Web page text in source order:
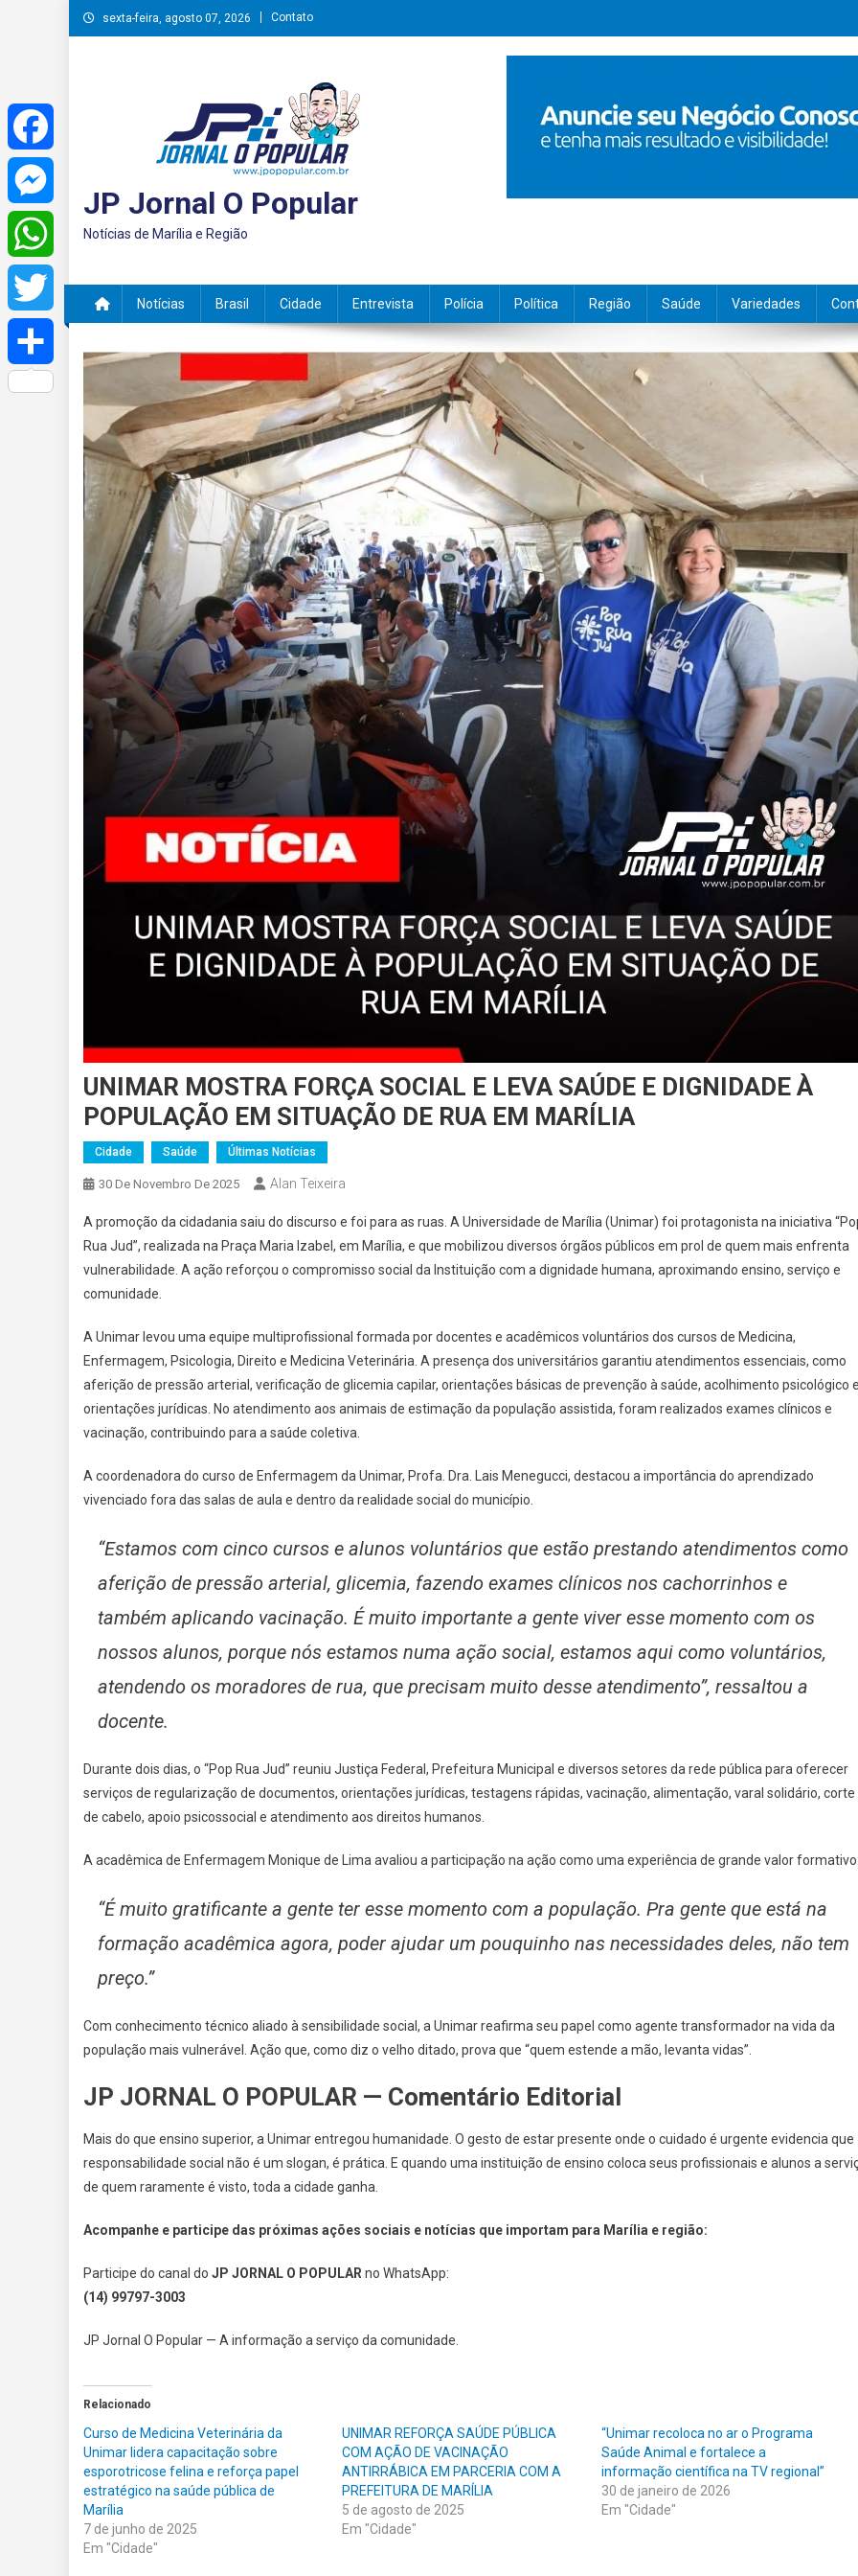
Skip
to
sexta-feira, agosto 07, 2026 Contato
JP Jornal O Popular
Notícias de Marília e Região
Notícias Brasil Cidade Entrevista Polícia Política Região Saúde Variedades
UNIMAR MOSTRA FORÇA SOCIAL E LEVA SAÚDE E DIGNIDADE À
POPULAÇÃO EM SITUAÇÃO DE RUA EM MARÍLIA
Cidade Saúde Últimas Notícias
30 De Novembro De 2025 Alan Teixeira
A promoção da cidadania saiu do discurso e foi para as ruas. A Universidade de Marília (Unimar) foi protagonista na iniciativa
Rua Jud”, realizada na Praça Maria Izabel, em Marília, e que mobilizou diversos órgãos públicos em prol de quem mais enfrenta
vulnerabilidade. A ação reforçou o compromisso social da Instituição com a dignidade humana, aproximando ensino, serviço e
comunidade.
A Unimar levou uma equipe multiprofissional formada por docentes e acadêmicos voluntários dos cursos de Medicina,
Enfermagem, Psicologia, Direito e Medicina Veterinária. A presença dos universitários garantiu atendimentos essenciais, como
aferição de pressão arterial, verificação de glicemia capilar, orientações básicas de prevenção à saúde, acolhimento psicológico
orientações jurídicas. No atendimento aos animais de estimação da população assistida, foram realizados exames clínicos e
vacinação, contribuindo para a saúde coletiva.
A coordenadora do curso de Enfermagem da Unimar, Profa. Dra. Lais Menegucci, destacou a importância do aprendizado
vivenciado fora das salas de aula e dentro da realidade social do município.
“Estamos com cinco cursos e alunos voluntários que estão prestando atendimentos como
aferição de pressão arterial, glicemia, fazendo exames clínicos nos cachorrinhos e
também aplicando vacinação. É muito importante a gente viver esse momento com os
nossos alunos, porque nós estamos numa ação social, estamos aqui como voluntários,
atendendo os moradores de rua, que precisam muito desse atendimento”, ressaltou a
docente.
Durante dois dias, o “Pop Rua Jud” reuniu Justiça Federal, Prefeitura Municipal e diversos setores da rede pública para oferecer
serviços de regularização de documentos, orientações jurídicas, testagens rápidas, vacinação, alimentação, varal solidário, corte
de cabelo, apoio psicossocial e atendimento aos direitos humanos.
A acadêmica de Enfermagem Monique de Lima avaliou a participação na ação como uma experiência de grande valor
“É muito gratificante a gente ter esse momento com a população. Pra gente que está na
formação acadêmica agora, poder ajudar um pouquinho nas necessidades deles, não tem
preço.”
Com conhecimento técnico aliado à sensibilidade social, a Unimar reafirma seu papel como agente transformador na vida da
população mais vulnerável. Ação que, como diz o velho ditado, prova que “quem estende a mão, levanta vidas”.
JP JORNAL O POPULAR — Comentário Editorial
Mais do que ensino superior, a Unimar entregou humanidade. O gesto de estar presente onde o cuidado é urgente evidencia que
responsabilidade social não é um slogan, é prática. E quando uma instituição de ensino coloca seus profissionais e alunos a
de quem raramente é visto, toda a cidade ganha.
Acompanhe e participe das próximas ações sociais e notícias que importam para Marília e região:
Participe do canal do JP JORNAL O POPULAR no WhatsApp:
(14) 99797-3003
JP Jornal O Popular — A informação a serviço da comunidade.
Relacionado
Curso de Medicina Veterinária da
Unimar lidera capacitação sobre
esporotricose felina e reforça papel
estratégico na saúde pública de
Marília
7 de junho de 2025
Em "Cidade"
UNIMAR REFORÇA SAÚDE PÚBLICA
COM AÇÃO DE VACINAÇÃO
ANTIRRÁBICA EM PARCERIA COM A
PREFEITURA DE MARÍLIA
5 de agosto de 2025
Em "Cidade"
“Unimar recoloca no ar o Programa
Saúde Animal e fortalece a
informação científica na TV regional”
30 de janeiro de 2026
Em "Cidade"
Facebook
Messenger
WhatsApp
Twitter
Share